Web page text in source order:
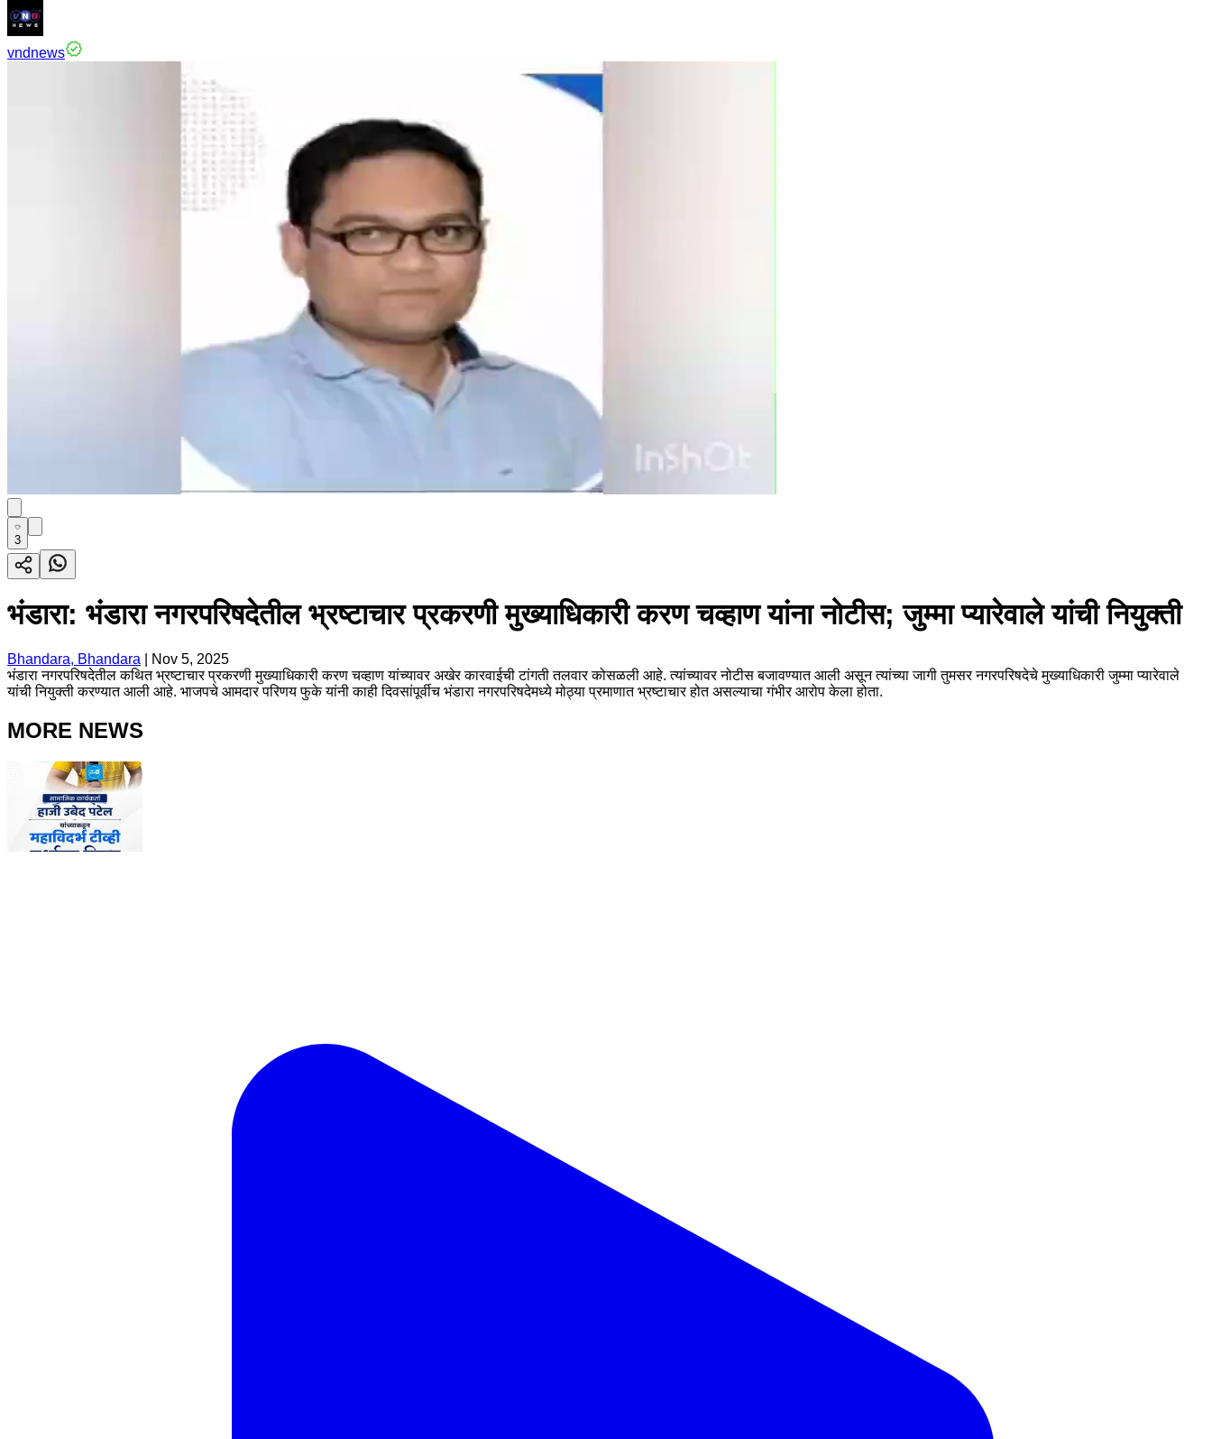
vndnews
3
भंडारा: भंडारा नगरपरिषदेतील भ्रष्टाचार प्रकरणी मुख्याधिकारी करण चव्हाण यांना नोटीस; जुम्मा प्यारेवाले यांची नियुक्ती
Bhandara, Bhandara
Nov 5, 2025
भंडारा नगरपरिषदेतील कथित भ्रष्टाचार प्रकरणी मुख्याधिकारी करण चव्हाण यांच्यावर अखेर कारवाईची टांगती तलवार कोसळली आहे. त्यांच्यावर नोटीस बजावण्यात आली असून त्यांच्या जागी तुमसर नगरपरिषदेचे मुख्याधिकारी जुम्मा प्यारेवाले
यांची नियुक्ती करण्यात आली आहे. भाजपचे आमदार परिणय फुके यांनी काही दिवसांपूर्वीच भंडारा नगरपरिषदेमध्ये मोठ्या प्रमाणात भ्रष्टाचार होत असल्याचा गंभीर आरोप केला होता.
MORE NEWS